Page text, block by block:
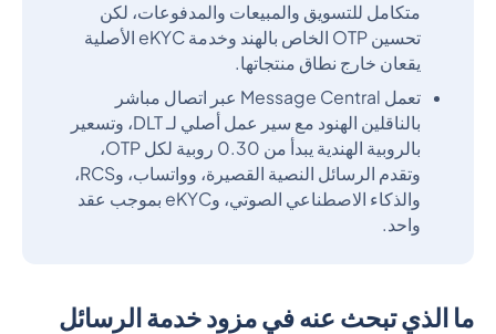
متكامل للتسويق والمبيعات والمدفوعات، لكن
تحسين OTP الخاص بالهند وخدمة eKYC الأصلية
يقعان خارج نطاق منتجاتها.
تعمل Message Central عبر اتصال مباشر
بالناقلين الهنود مع سير عمل أصلي لـ DLT، وتسعير
بالروبية الهندية يبدأ من 0.30 روبية لكل OTP،
وتقدم الرسائل النصية القصيرة، وواتساب، وRCS،
والذكاء الاصطناعي الصوتي، وeKYC بموجب عقد
واحد.
ما الذي تبحث عنه في مزود خدمة الرسائل